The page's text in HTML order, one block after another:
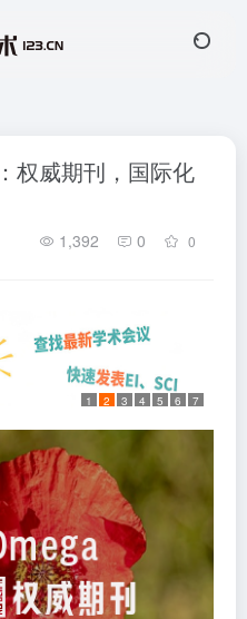
权威期刊，国际化
1,392 0 0
1 2 3 4 5 6 7